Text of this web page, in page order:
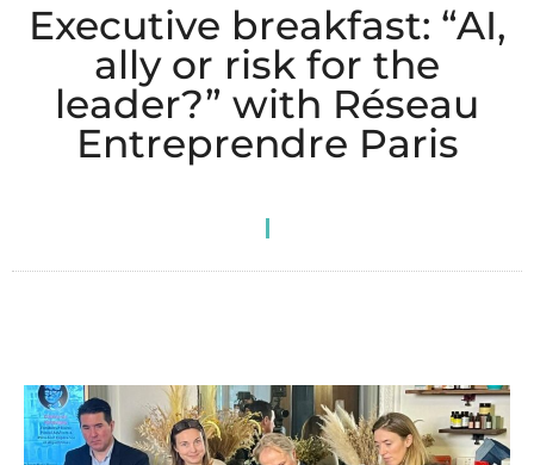
Executive breakfast: “AI,
ally or risk for the
leader?” with Réseau
Entreprendre Paris